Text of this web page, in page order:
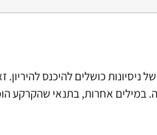
כושלים להיכנס
במילים אחרות, בתנאי שהקרקע